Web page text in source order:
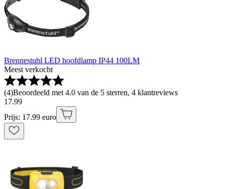
Brennestuhl LED hoofdlamp IP44 100LM
Meest verkocht
(4)Beoordeeld met 4.0 van de 5 sterren, 4 klantreviews
17.99
Prijs: 17.99 euro